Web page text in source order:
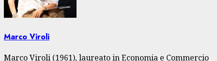
Marco Viroli
Marco Viroli (1961), laureato in Economia e Commercio